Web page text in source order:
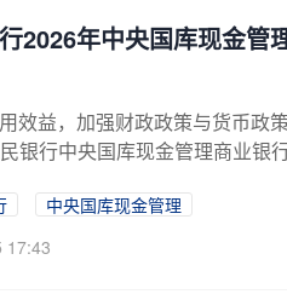
2026年中央国库现金管
效益，加强财政政策与货币政
银行中央国库现金管理商业银
中央国库现金管理
17:43